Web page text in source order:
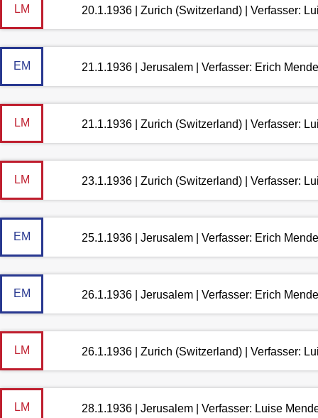
LM 20.1.1936 | Zurich (Switzerland) | Verfasser:
EM 21.1.1936 | Jerusalem | Verfasser: Erich
LM 21.1.1936 | Zurich (Switzerland) | Verfasser:
LM 23.1.1936 | Zurich (Switzerland) | Verfasser:
EM 25.1.1936 | Jerusalem | Verfasser: Erich
EM 26.1.1936 | Jerusalem | Verfasser: Erich
LM 26.1.1936 | Zurich (Switzerland) | Verfasser:
LM 28.1.1936 | Jerusalem | Verfasser: Luise